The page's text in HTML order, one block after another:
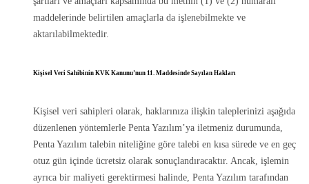
maddelerinde belirtilen amaçlarla da işlenebilmekte ve
aktarılabilmektedir.
Kişisel Veri Sahibinin KVK Kanunu’nun 11. Maddesinde Sayılan Hakları
Kişisel veri sahipleri olarak, haklarınıza ilişkin taleplerinizi aşağıda
düzenlenen yöntemlerle Penta Yazılım’ya iletmeniz durumunda,
Penta Yazılım talebin niteliğine göre talebi en kısa sürede ve en geç
otuz gün içinde ücretsiz olarak sonuçlandıracaktır. Ancak, işlemin
ayrıca bir maliyeti gerektirmesi halinde, Penta Yazılım tarafından